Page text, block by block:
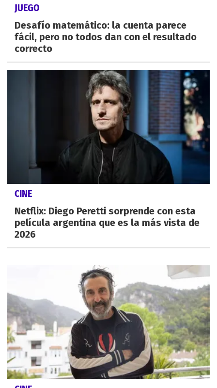
JUEGO
Desafío matemático: la cuenta parece
fácil, pero no todos dan con el resultado
correcto
CINE
Netflix: Diego Peretti sorprende con esta
película argentina que es la más vista de
2026